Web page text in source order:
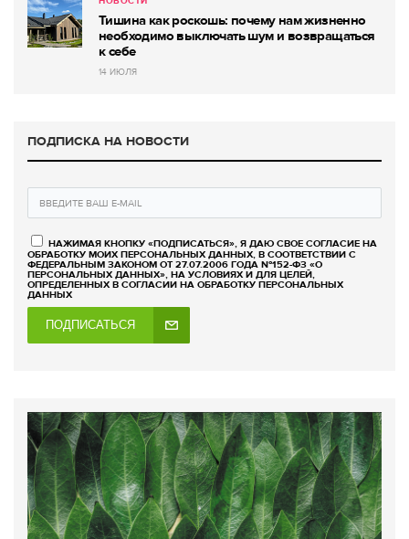
Тишина как роскошь: почему нам жизненно
необходимо выключать шум и возвращаться
к себе
14 ИЮЛЯ
ПОДПИСКА НА НОВОСТИ
НАЖИМАЯ КНОПКУ «ПОДПИСАТЬСЯ», Я ДАЮ СВОЕ СОГЛАСИЕ НА
ОБРАБОТКУ МОИХ ПЕРСОНАЛЬНЫХ ДАННЫХ, В СООТВЕТСТВИИ С
ФЕДЕРАЛЬНЫМ ЗАКОНОМ ОТ 27.07.2006 ГОДА №152-ФЗ «О
ПЕРСОНАЛЬНЫХ ДАННЫХ», НА УСЛОВИЯХ И ДЛЯ ЦЕЛЕЙ,
ОПРЕДЕЛЕННЫХ В СОГЛАСИИ НА ОБРАБОТКУ ПЕРСОНАЛЬНЫХ
ДАННЫХ
ПОДПИСАТЬСЯ